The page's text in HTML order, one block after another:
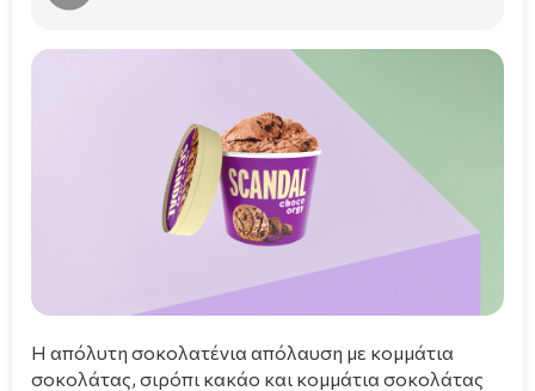
Η απόλυτη σοκολατένια απόλαυση με κομμάτια
σοκολάτας, σιρόπι κακάο και κομμάτια σοκολάτας